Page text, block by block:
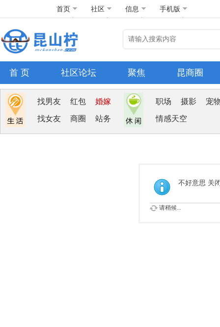
首页 社区 信息 手机版
首 页 社区论坛 聚焦 昆商圈
找男友 红包 婚嫁
找女友 商圈 站务
职场 摄影 宠
情感天空
不好意思 关
请稍候...